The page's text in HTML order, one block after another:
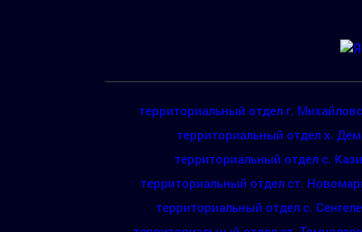
территориальный отдел г.
территориальный отдел х.
территориальный отдел с.
территориальный отдел ст.
территориальный отдел с.